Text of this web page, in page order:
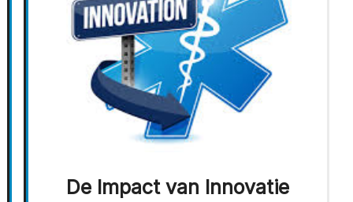
De Impact van Innovatie